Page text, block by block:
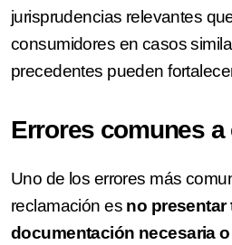
jurisprudencias relevantes
consumidores en casos
precedentes pueden
Errores comunes a
Uno de los errores más
reclamación es no presentar
documentación necesaria